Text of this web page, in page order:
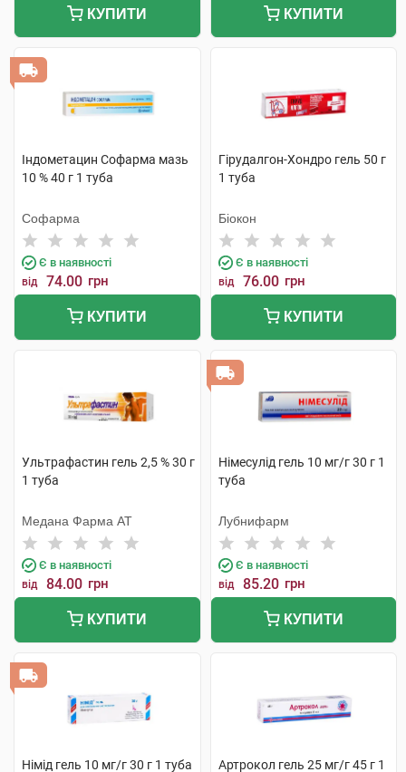
КУПИТИ КУПИТИ
Індометацин Софарма мазь
10 % 40 г 1 туба
Софарма
Є в наявності
від 74.00 грн
КУПИТИ
Гірудалгон-Хондро гель 50 г
1 туба
Біокон
Є в наявності
від 76.00 грн
КУПИТИ
Ультрафастин гель 2,5 % 30 г
1 туба
Медана Фарма АТ
Є в наявності
від 84.00 грн
КУПИТИ
Німесулід гель 10 мг/г 30 г 1
туба
Лубнифарм
Є в наявності
від 85.20 грн
КУПИТИ
Німід гель 10 мг/г 30 г 1 туба Артрокол гель 25 мг/г 45 г 1